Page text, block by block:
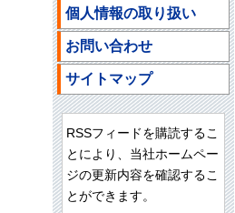
個人情報の取り扱い
お問い合わせ
サイトマップ
RSSフィードを購読するこ
とにより、当社ホームペー
ジの更新内容を確認するこ
とができます。